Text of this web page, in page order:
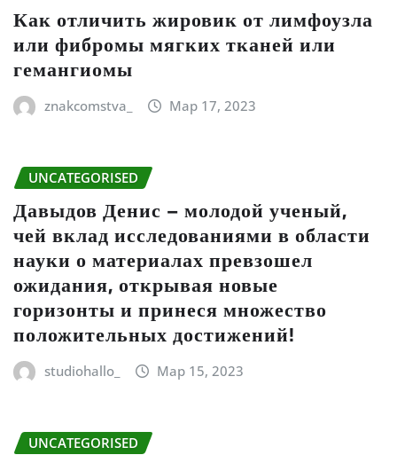
Как отличить жировик от лимфоузла
или фибромы мягких тканей или
гемангиомы
znakcomstva_ Мар 17, 2023
UNCATEGORISED
Давыдов Денис – молодой ученый,
чей вклад исследованиями в области
науки о материалах превзошел
ожидания, открывая новые
горизонты и принеся множество
положительных достижений!
studiohallo_ Мар 15, 2023
UNCATEGORISED